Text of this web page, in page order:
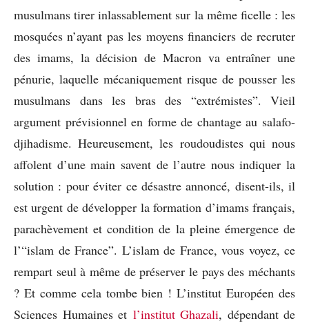
musulmans tirer inlassablement sur la même ficelle : les
mosquées n’ayant pas les moyens financiers de recruter
des imams, la décision de Macron va entraîner une
pénurie, laquelle mécaniquement risque de pousser les
musulmans dans les bras des “extrémistes”. Vieil
argument prévisionnel en forme de chantage au salafo-
djihadisme. Heureusement, les roudoudistes qui nous
affolent d’une main savent de l’autre nous indiquer la
solution : pour éviter ce désastre annoncé, disent-ils, il
est urgent de développer la formation d’imams français,
parachèvement et condition de la pleine émergence de
l’“islam de France”. L’islam de France, vous voyez, ce
rempart seul à même de préserver le pays des méchants
? Et comme cela tombe bien ! L’institut Européen des
Sciences Humaines et l’institut Ghazali, dépendant de